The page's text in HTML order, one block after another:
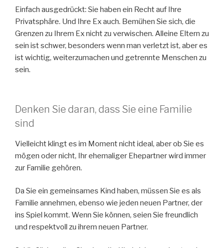
Einfach ausgedrückt: Sie haben ein Recht auf Ihre
Privatsphäre. Und Ihre Ex auch. Bemühen Sie sich, die
Grenzen zu Ihrem Ex nicht zu verwischen. Alleine Eltern zu
sein ist schwer, besonders wenn man verletzt ist, aber es
ist wichtig, weiterzumachen und getrennte Menschen zu
sein.
Denken Sie daran, dass Sie eine Familie
sind
Vielleicht klingt es im Moment nicht ideal, aber ob Sie es
mögen oder nicht, Ihr ehemaliger Ehepartner wird immer
zur Familie gehören.
Da Sie ein gemeinsames Kind haben, müssen Sie es als
Familie annehmen, ebenso wie jeden neuen Partner, der
ins Spiel kommt. Wenn Sie können, seien Sie freundlich
und respektvoll zu ihrem neuen Partner.